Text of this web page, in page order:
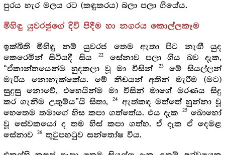
පුරය හැර මලය රට (කඳුකරය) බලා පලා ගියේය.
මිහිඳු යුවරජුගේ දිවි පිදීම හා නගරය කොල්ලකෑම
ඉක්බිති මිහිඳු නම් යුවරජ තෙම ඇතා පිට නැඟී යුද
කෙරෙමින් සිටියදී සිය
22
සේනාව පලා ගිය බව දැක,
“ඒකාන්තයෙන්ම හුදකලා වූ මා විසින්
23මේ සියල්ලන්
මැරිය නොහැක්කේය. මේ නීචයන් අතින් මැරීම (මට)
සුදුසු නොවේ, එහෙයින්ම මා විසින් මාගේ මරණය සිදු
කර ගැනීම උතුම්ය”යි සිතා,
24
ඇත්කඳ මත්තේ හුන්නා වූ
හෙතෙම තමාගේ හිස කපා ගත්තේය. එය දැක
25 බොහෝ
වූ සේවකයෝ ද තම හිස් කපා ගත්හ. ඒ දැක ඒ දෙමළ
සේනාව
26තුටුපහටුව සන්තෝෂ විය.